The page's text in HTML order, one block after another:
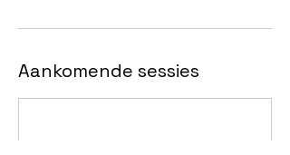
Aankomende sessies